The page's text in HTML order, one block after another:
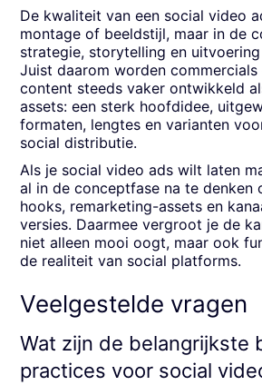
De kwaliteit van een social video
montage of beeldstijl, maar in de
strategie, storytelling en
Juist daarom worden
content steeds vaker ontwikkeld
assets: een sterk hoofdidee,
formaten, lengtes en varianten
social distributie.
Als je social video ads wilt laten
al in de conceptfase na te denken
hooks, remarketing-assets en
versies. Daarmee vergroot je de
niet alleen mooi oogt, maar ook
de realiteit van social platforms.
Veelgestelde vragen
Wat zijn de belangrijkste
practices voor social